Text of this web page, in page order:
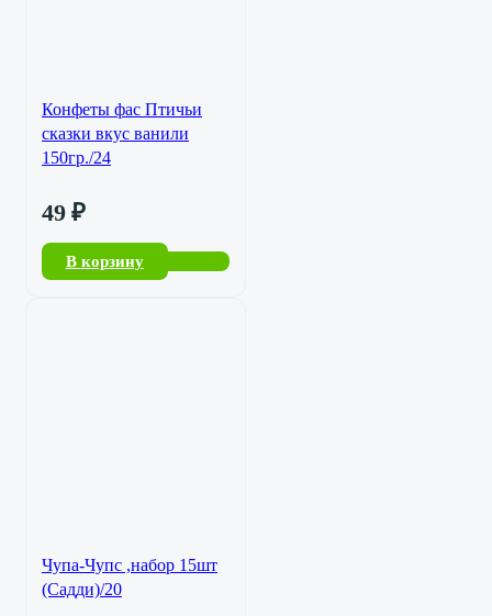
Конфеты фас Птичьи
сказки вкус ванили
150гр./24
49 ₽
В корзину
Чупа-Чупс ,набор 15шт
(Садди)/20